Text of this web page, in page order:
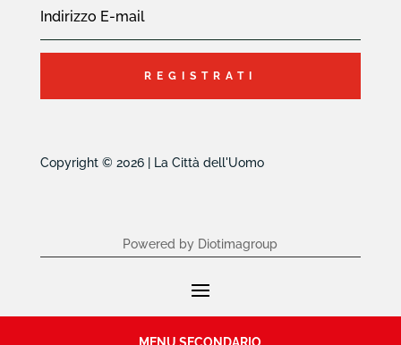
REGISTRATI
Copyright © 2026 | La Città dell'Uomo
Powered by Diotimagroup
MENU SECONDARIO